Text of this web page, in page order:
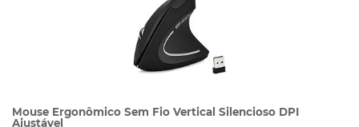
Mouse Ergonômico Sem Fio Vertical Silencioso DPI
Ajustável